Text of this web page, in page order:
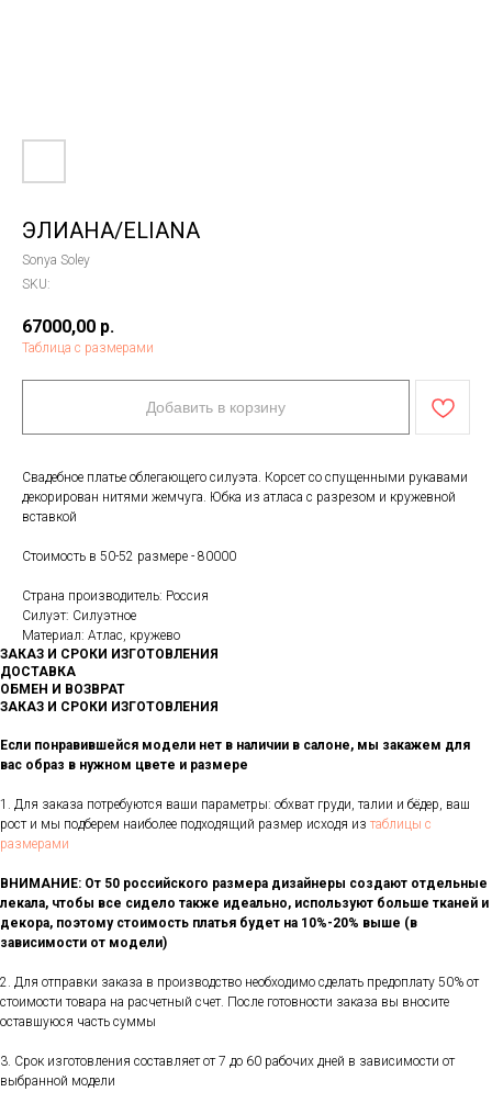
ЭЛИАНА/ELIANA
Sonya Soley
SKU:
67000,00 р.
Таблица с размерами
Добавить в корзину
Свадебное платье облегающего силуэта. Корсет со спущенными рукавами
декорирован нитями жемчуга. Юбка из атласа с разрезом и кружевной
вставкой
Стоимость в 50-52 размере - 80000
Страна производитель: Россия
Силуэт: Силуэтное
Материал: Атлас, кружево
ЗАКАЗ И СРОКИ ИЗГОТОВЛЕНИЯ
ДОСТАВКА
ОБМЕН И ВОЗВРАТ
ЗАКАЗ И СРОКИ ИЗГОТОВЛЕНИЯ
Если понравившейся модели нет в наличии в салоне, мы закажем для
вас образ в нужном цвете и размере
1. Для заказа потребуются ваши параметры: обхват груди, талии и бёдер, ваш
рост и мы подберем наиболее подходящий размер исходя из таблицы с
размерами
ВНИМАНИЕ: От 50 российского размера дизайнеры создают отдельные
лекала, чтобы все сидело также идеально, используют больше тканей и
декора, поэтому стоимость платья будет на 10%-20% выше (в
зависимости от модели)
2. Для отправки заказа в производство необходимо сделать предоплату 50% от
стоимости товара на расчетный счет. После готовности заказа вы вносите
оставшуюся часть суммы
3. Срок изготовления составляет от 7 до 60 рабочих дней в зависимости от
выбранной модели